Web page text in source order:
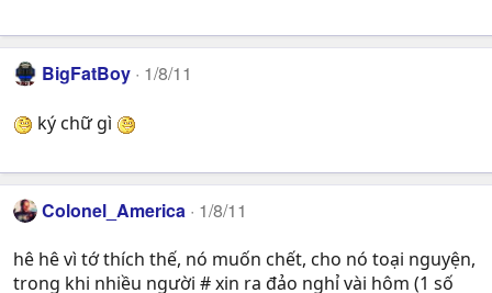
BigFatBoy 1/8/11
ký chữ gì
Colonel_America 1/8/11
hê hê vì tớ thích thế, nó muốn chết, cho nó toại nguyện,
trong khi nhiều người # xin ra đảo nghỉ vài hôm (1 số